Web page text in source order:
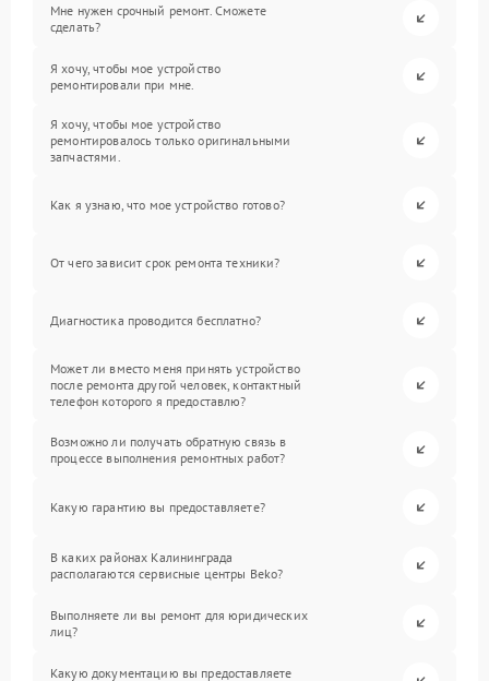
Мне нужен срочный ремонт. Сможете
сделать?
Я хочу, чтобы мое устройство
ремонтировали при мне.
Я хочу, чтобы мое устройство
ремонтировалось только оригинальными
запчастями.
Как я узнаю, что мое устройство готово?
От чего зависит срок ремонта техники?
Диагностика проводится бесплатно?
Может ли вместо меня принять устройство
после ремонта другой человек, контактный
телефон которого я предоставлю?
Возможно ли получать обратную связь в
процессе выполнения ремонтных работ?
Какую гарантию вы предоставляете?
В каких районах Калининграда
располагаются сервисные центры Beko?
Выполняете ли вы ремонт для юридических
лиц?
Какую документацию вы предоставляете